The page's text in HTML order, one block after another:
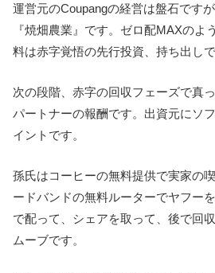
運営元のCoupangの経営は盤石です
『焼畑農業』です。ゼロ配MAXのよ
料は赤字覚悟の先行投資、持ち出しで
次の段階、赤字の回収フェーズで真
パートナーの報酬です。出資元にソ
イントです。
孫氏はコーヒーの無料提供で実家の
ードバンドの無料ルーターでヤフー
で配って、シェアを取って、後で回
ムーブです。